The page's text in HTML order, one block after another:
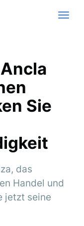
Sie
das
Handel und
jetzt seine